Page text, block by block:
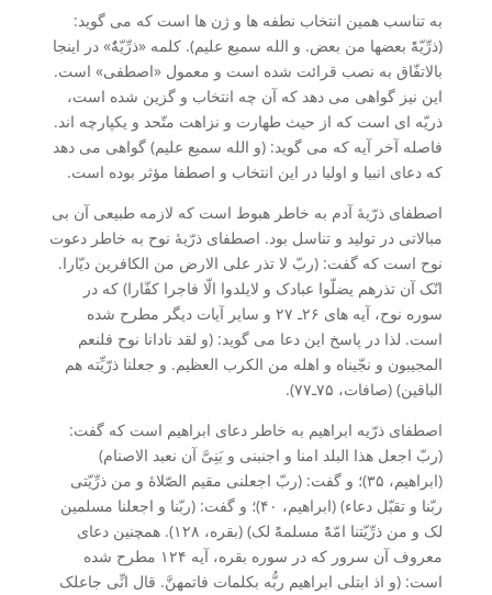
به تناسب همین انتخاب نطفه ها و ژن ها است که می گوید:
(ذرِّیّۀً بعضها من بعض. و الله سمیع علیم). کلمه «ذرِّیّۀٌ» در اینجا
بالاتفّاق به نصب قرائت شده است و معمول «اصطفی» است.
این نیز گواهی می دهد که آن چه انتخاب و گزین شده است،
ذریّه ای است که از حیث طهارت و نزاهت متّحد و یکپارچه اند.
فاصله آخر آیه که می گوید: (و الله سمیع علیم) گواهی می دهد
که دعای انبیا و اولیا در این انتخاب و اصطفا مؤثر بوده است.
اصطفای ذرّیۀ آدم به خاطر هبوط است که لازمه طبیعی آن بی
مبالاتی در تولید و تناسل بود. اصطفای ذرّیۀ نوح به خاطر دعوت
نوح است که گفت: (ربّ لا تذر علی الارض من الکافرین دیّارا.
انّک آن تذرهم یضلّوا عبادک و لایلدوا الّا فاجرا کفّارا) که در
سوره نوح، آیه های ۲۶ـ ۲۷ و سایر آیات دیگر مطرح شده
است. لذا در پاسخ این دعا می گوید: (و لقد نادانا نوح فلنعم
المجیبون و نجّیناه و اهله من الکرب العظیم. و جعلنا ذرّیِّته هم
الباقین) (صافات، ۷۵ـ۷۷).
اصطفای ذرّیه ابراهیم به خاطر دعای ابراهیم است که گفت:
(ربّ اجعل هذا البلد امنا و اجنبنی و بَنِیَّ آن نعبد الاصنام)
(ابراهیم، ۳۵)؛ و گفت: (ربّ اجعلنی مقیم الصّلاۀ و من ذرِّیّتی
ربّنا و تقبّل دعاء) (ابراهیم، ۴۰)؛ و گفت: (ربّنا و اجعلنا مسلمین
لک و من ذرِّیّتنا امّۀً مسلمۀً لک) (بقره، ۱۲۸). همچنین دعای
معروف آن سرور که در سوره بقره، آیه ۱۲۴ مطرح شده
است: (و اذ ابتلی ابراهیم ربُّه بکلمات فاتمهنَّ. قال انِّی جاعلک